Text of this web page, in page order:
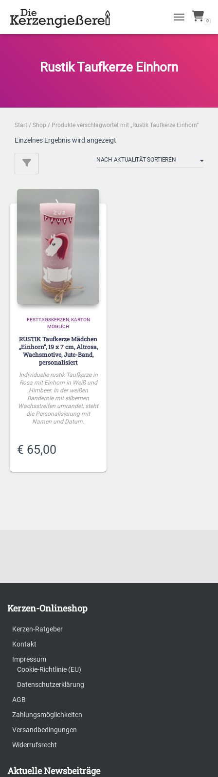
NAVIGATION
0
Rustik Taufkerze Einhorn
Start / Shop / Produkte verschlagwortet mit „Rustik Taufkerze Einhorn“
Einzelnes Ergebnis wird angezeigt
FESTTAGSKERZEN KARTON
MÖGLICH
RUSTIK Taufkerze Mädchen
„Einhorn“, 19 x 7 cm, Altrosa,
Wachsmotive, Jute-Band,
personalisiert
Individuelle rustik Taufkerze in
Rosa mit Einhorn in Weiß und
Himbeer. In der weißen
Banderole mit silbernen
Wachsstreifen umrandet, steht
die Personalisierung mit
Namen und Datum.
€ 65,00
Kerzen-Onlineshop
Kerzen-Ratgeber
Kontakt
Impressum
Cookie-Richtlinie (EU)
Datenschutzerklärung
AGB
Zahlungsmöglichkeiten
Versandbedingungen
Widerrufsrecht
Aktuelle Newsbeiträge